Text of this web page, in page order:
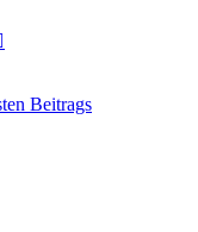
Beitrags